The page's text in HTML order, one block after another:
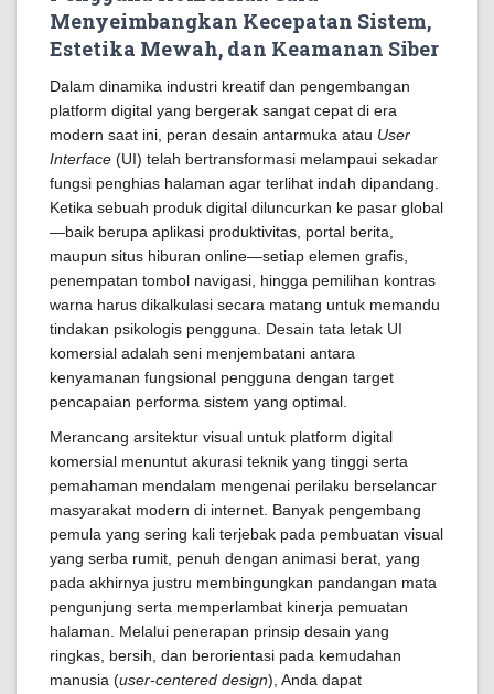
Menyeimbangkan Kecepatan Sistem,
Estetika Mewah, dan Keamanan Siber
Dalam dinamika industri kreatif dan pengembangan
platform digital yang bergerak sangat cepat di era
modern saat ini, peran desain antarmuka atau User
Interface (UI) telah bertransformasi melampaui sekadar
fungsi penghias halaman agar terlihat indah dipandang.
Ketika sebuah produk digital diluncurkan ke pasar global
—baik berupa aplikasi produktivitas, portal berita,
maupun situs hiburan online—setiap elemen grafis,
penempatan tombol navigasi, hingga pemilihan kontras
warna harus dikalkulasi secara matang untuk memandu
tindakan psikologis pengguna. Desain tata letak UI
komersial adalah seni menjembatani antara
kenyamanan fungsional pengguna dengan target
pencapaian performa sistem yang optimal.
Merancang arsitektur visual untuk platform digital
komersial menuntut akurasi teknik yang tinggi serta
pemahaman mendalam mengenai perilaku berselancar
masyarakat modern di internet. Banyak pengembang
pemula yang sering kali terjebak pada pembuatan visual
yang serba rumit, penuh dengan animasi berat, yang
pada akhirnya justru membingungkan pandangan mata
pengunjung serta memperlambat kinerja pemuatan
halaman. Melalui penerapan prinsip desain yang
ringkas, bersih, dan berorientasi pada kemudahan
manusia (user-centered design), Anda dapat